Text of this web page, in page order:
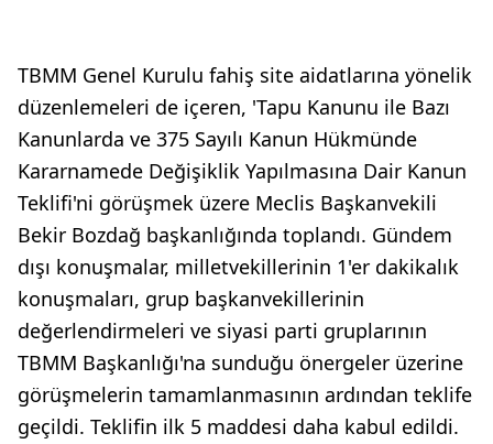
TBMM Genel Kurulu fahiş site aidatlarına yönelik
düzenlemeleri de içeren, 'Tapu Kanunu ile Bazı
Kanunlarda ve 375 Sayılı Kanun Hükmünde
Kararnamede Değişiklik Yapılmasına Dair Kanun
Teklifi'ni görüşmek üzere Meclis Başkanvekili
Bekir Bozdağ başkanlığında toplandı. Gündem
dışı konuşmalar, milletvekillerinin 1'er dakikalık
konuşmaları, grup başkanvekillerinin
değerlendirmeleri ve siyasi parti gruplarının
TBMM Başkanlığı'na sunduğu önergeler üzerine
görüşmelerin tamamlanmasının ardından teklife
geçildi. Teklifin ilk 5 maddesi daha kabul edildi.